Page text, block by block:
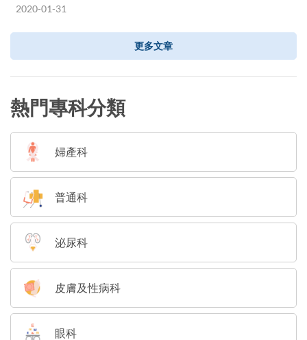
2020-01-31
更多文章
熱門專科分類
婦產科
普通科
泌尿科
皮膚及性病科
眼科